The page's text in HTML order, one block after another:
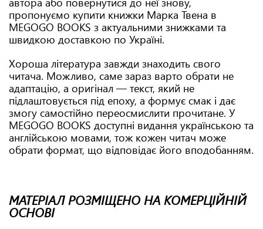
пропонуємо купити книжки Марка Твена в
MEGOGO BOOKS з актуальними знижками та
швидкою доставкою по Україні.
Хороша література завжди знаходить свого
читача. Можливо, саме зараз варто обрати не
адаптацію, а оригінал — текст, який не
підлаштовується під епоху, а формує смак і дає
змогу самостійно переосмислити прочитане. У
MEGOGO BOOKS доступні видання українською та
англійською мовами, тож кожен читач може
обрати формат, що відповідає його вподобанням.
МАТЕРІАЛ РОЗМІЩЕНО НА КОМЕРЦІЙНІЙ
ОСНОВІ